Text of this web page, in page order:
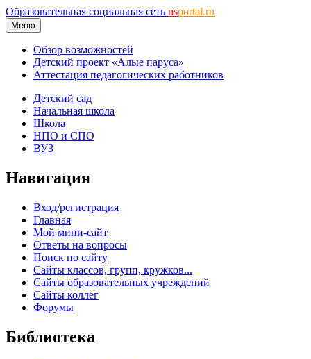
Образовательная социальная сеть nsportal.ru
Меню
Обзор возможностей
Детский проект «Алые паруса»
Аттестация педагогических работников
Детский сад
Начальная школа
Школа
НПО и СПО
ВУЗ
Навигация
Вход/регистрация
Главная
Мой мини-сайт
Ответы на вопросы
Поиск по сайту
Сайты классов, групп, кружков...
Сайты образовательных учреждений
Сайты коллег
Форумы
Библиотека